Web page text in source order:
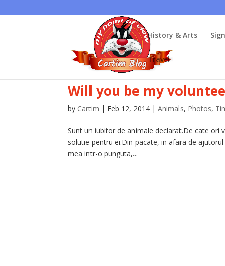
History & Arts
Travel
Will you be my
by Cartim | Feb 12, 2014 |Animals, Photos,
Sunt un iubitor de animale declarat.De cate ori
solutie pentru ei.Din pacate, in afara de
mea intr-o punguta,...